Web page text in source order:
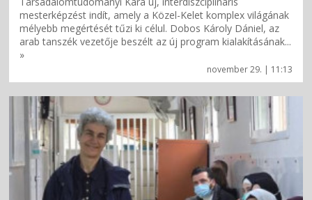
november 29. | 11:13
mesterképzést indít, amely a Közel-Kelet komplex világának
mélyebb megértését tűzi ki célul. Dobos Károly Dániel, az
arab tanszék vezetője beszélt az új program kialakításának...
»